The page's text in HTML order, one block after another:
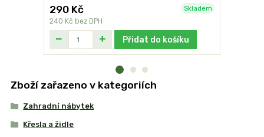
290 Kč
240 Kč bez DPH
Skladem
Přidat do košíku
Zboží zařazeno v kategoriích
Zahradní nábytek
Křesla a židle